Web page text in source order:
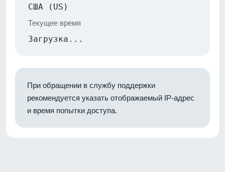
США (US)
Текущее время
Загрузка...
При обращении в службу поддержки
рекомендуется указать отображаемый IP-адрес
и время попытки доступа.